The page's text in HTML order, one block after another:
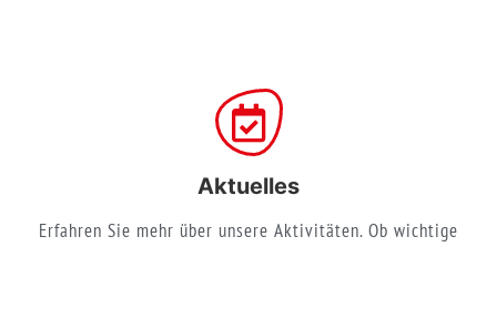
Aktuelles
Erfahren Sie mehr über unsere Aktivitäten. Ob wichtige